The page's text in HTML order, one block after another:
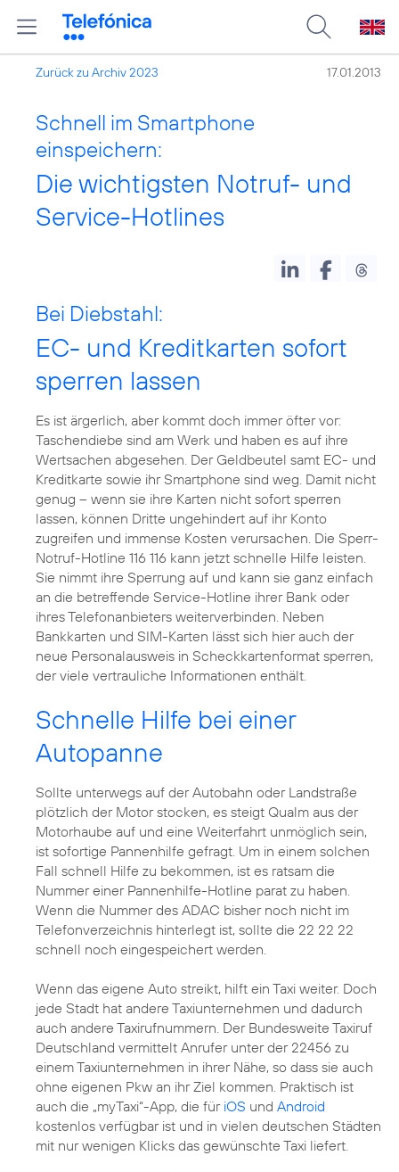
Zurück zu Archiv 2023 17.01.2013
Schnell im Smartphone
einspeichern:
Die wichtigsten Notruf- und
Service-Hotlines
Bei Diebstahl:
EC- und Kreditkarten sofort
sperren lassen
Es ist ärgerlich, aber kommt doch immer öfter vor:
Taschendiebe sind am Werk und haben es auf ihre
Wertsachen abgesehen. Der Geldbeutel samt EC- und
Kreditkarte sowie ihr Smartphone sind weg. Damit nicht
genug – wenn sie ihre Karten nicht sofort sperren
lassen, können Dritte ungehindert auf ihr Konto
zugreifen und immense Kosten verursachen. Die Sperr-
Notruf-Hotline 116 116 kann jetzt schnelle Hilfe leisten.
Sie nimmt ihre Sperrung auf und kann sie ganz einfach
an die betreffende Service-Hotline ihrer Bank oder
ihres Telefonanbieters weiterverbinden. Neben
Bankkarten und SIM-Karten lässt sich hier auch der
neue Personalausweis in Scheckkartenformat sperren,
der viele vertrauliche Informationen enthält.
Schnelle Hilfe bei einer
Autopanne
Sollte unterwegs auf der Autobahn oder Landstraße
plötzlich der Motor stocken, es steigt Qualm aus der
Motorhaube auf und eine Weiterfahrt unmöglich sein,
ist sofortige Pannenhilfe gefragt. Um in einem solchen
Fall schnell Hilfe zu bekommen, ist es ratsam die
Nummer einer Pannenhilfe-Hotline parat zu haben.
Wenn die Nummer des ADAC bisher noch nicht im
Telefonverzeichnis hinterlegt ist, sollte die 22 22 22
schnell noch eingespeichert werden.
Wenn das eigene Auto streikt, hilft ein Taxi weiter. Doch
jede Stadt hat andere Taxiunternehmen und dadurch
auch andere Taxirufnummern. Der Bundesweite Taxiruf
Deutschland vermittelt Anrufer unter der 22456 zu
einem Taxiunternehmen in ihrer Nähe, so dass sie auch
ohne eigenen Pkw an ihr Ziel kommen. Praktisch ist
auch die „myTaxi“-App, die für iOS und Android
kostenlos verfügbar ist und in vielen deutschen Städten
mit nur wenigen Klicks das gewünschte Taxi liefert.